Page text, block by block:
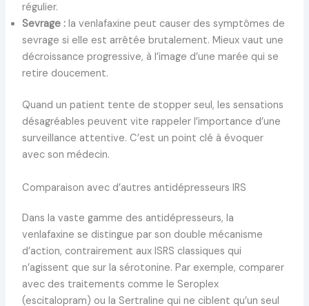
régulier.
Sevrage :la venlafaxine peut causer des symptômes de
sevrage si elle est arrêtée brutalement. Mieux vaut une
décroissance progressive, à l’image d’une marée qui se
retire doucement.
Quand un patient tente de stopper seul, les sensations
désagréables peuvent vite rappeler l’importance d’une
surveillance attentive. C’est un point clé à évoquer
avec son médecin.
Comparaison avec d’autres antidépresseurs IRS
Dans la vaste gamme des antidépresseurs, la
venlafaxine se distingue par son double mécanisme
d’action, contrairement aux ISRS classiques qui
n’agissent que sur la sérotonine. Par exemple, comparer
avec des traitements comme le Seroplex
(escitalopram) ou la Sertraline qui ne ciblent qu’un seul